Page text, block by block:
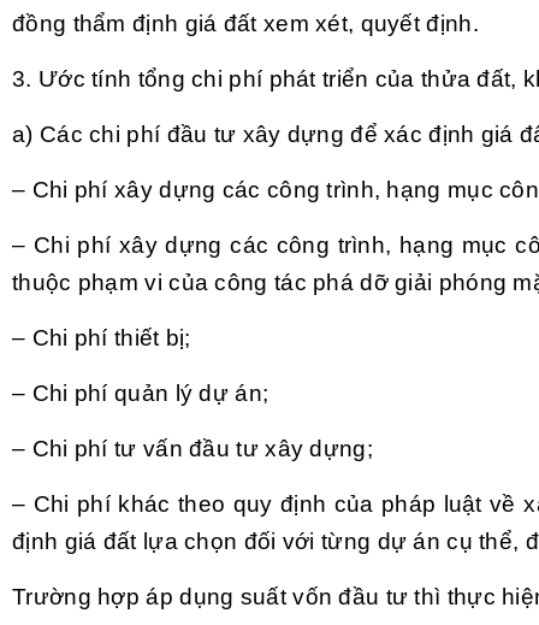
đồng thẩm định giá đất xem xét, quyết định.
3. Ước tính tổng chi phí phát triển của thửa đất,
a) Các chi phí đầu tư xây dựng để xác định giá
– Chi phí xây dựng các công trình, hạng mục
– Chi phí xây dựng các công trình, hạng mục
thuộc phạm vi của công tác phá dỡ giải phóng
– Chi phí thiết bị;
– Chi phí quản lý dự án;
– Chi phí tư vấn đầu tư xây dựng;
– Chi phí khác theo quy định của pháp luật về
định giá đất lựa chọn đối với từng dự án cụ thể,
Trường hợp áp dụng suất vốn đầu tư thì thực